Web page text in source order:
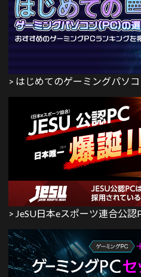
> はじめてのゲーミングパソ
> JeSU日本eスポーツ連合公認